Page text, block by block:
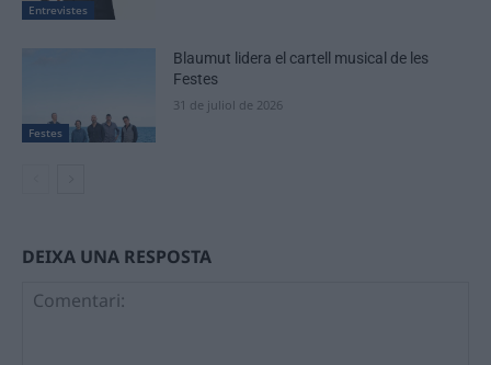
Entrevistes
Festes
Blaumut lidera el cartell musical de les
Festes
31 de juliol de 2026
DEIXA UNA RESPOSTA